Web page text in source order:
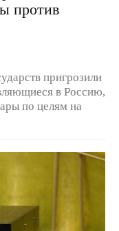
против
пригрозили
в Россию,
по целям на